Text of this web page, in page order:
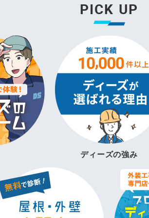
PICK UP
ディーズの強み